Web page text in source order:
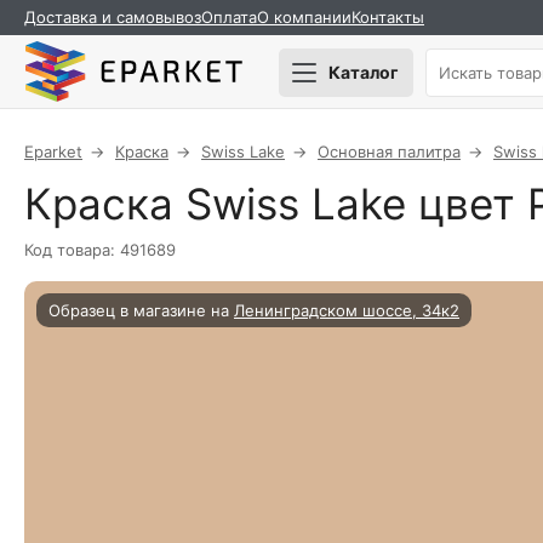
Доставка и самовывозОплатаО компанииКонтакты
Каталог
Eparket Краска Swiss Lake Основная палитра Swiss
Краска Swiss Lake
Код товара: 491689
Образец в магазине на Ленинградском шоссе, 34к2